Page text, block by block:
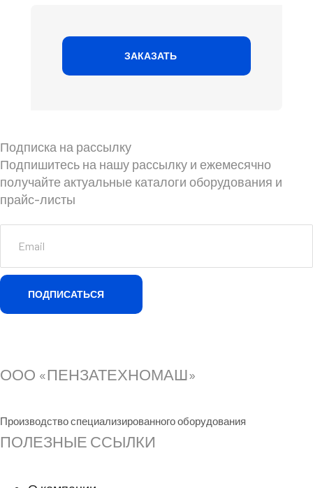
ЗАКАЗАТЬ
Подписка на рассылку
Подпишитесь на нашу рассылку и ежемесячно
получайте актуальные каталоги оборудования и
прайс-листы
ПОДПИСАТЬСЯ
ООО «ПЕНЗАТЕХНОМАШ»
Производство специализированного оборудования
ПОЛЕЗНЫЕ ССЫЛКИ